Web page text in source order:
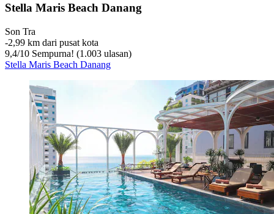
Stella Maris Beach Danang
Son Tra
‐2,99 km dari pusat kota
9,4/10 Sempurna! (1.003 ulasan)
Stella Maris Beach Danang